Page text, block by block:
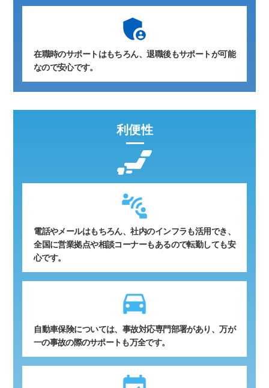
在職時のサポートはもちろん、退職後もサポートが可能
なので安心です。
利便性
電話やメールはもちろん、社内のインフラも活用でき、
全国に営業拠点や相談コーナーもあるので転勤しても安
心です。
time_to_leave
自動車保険については、事故対応専門部署があり、万が
一の事故の際のサポートも万全です。